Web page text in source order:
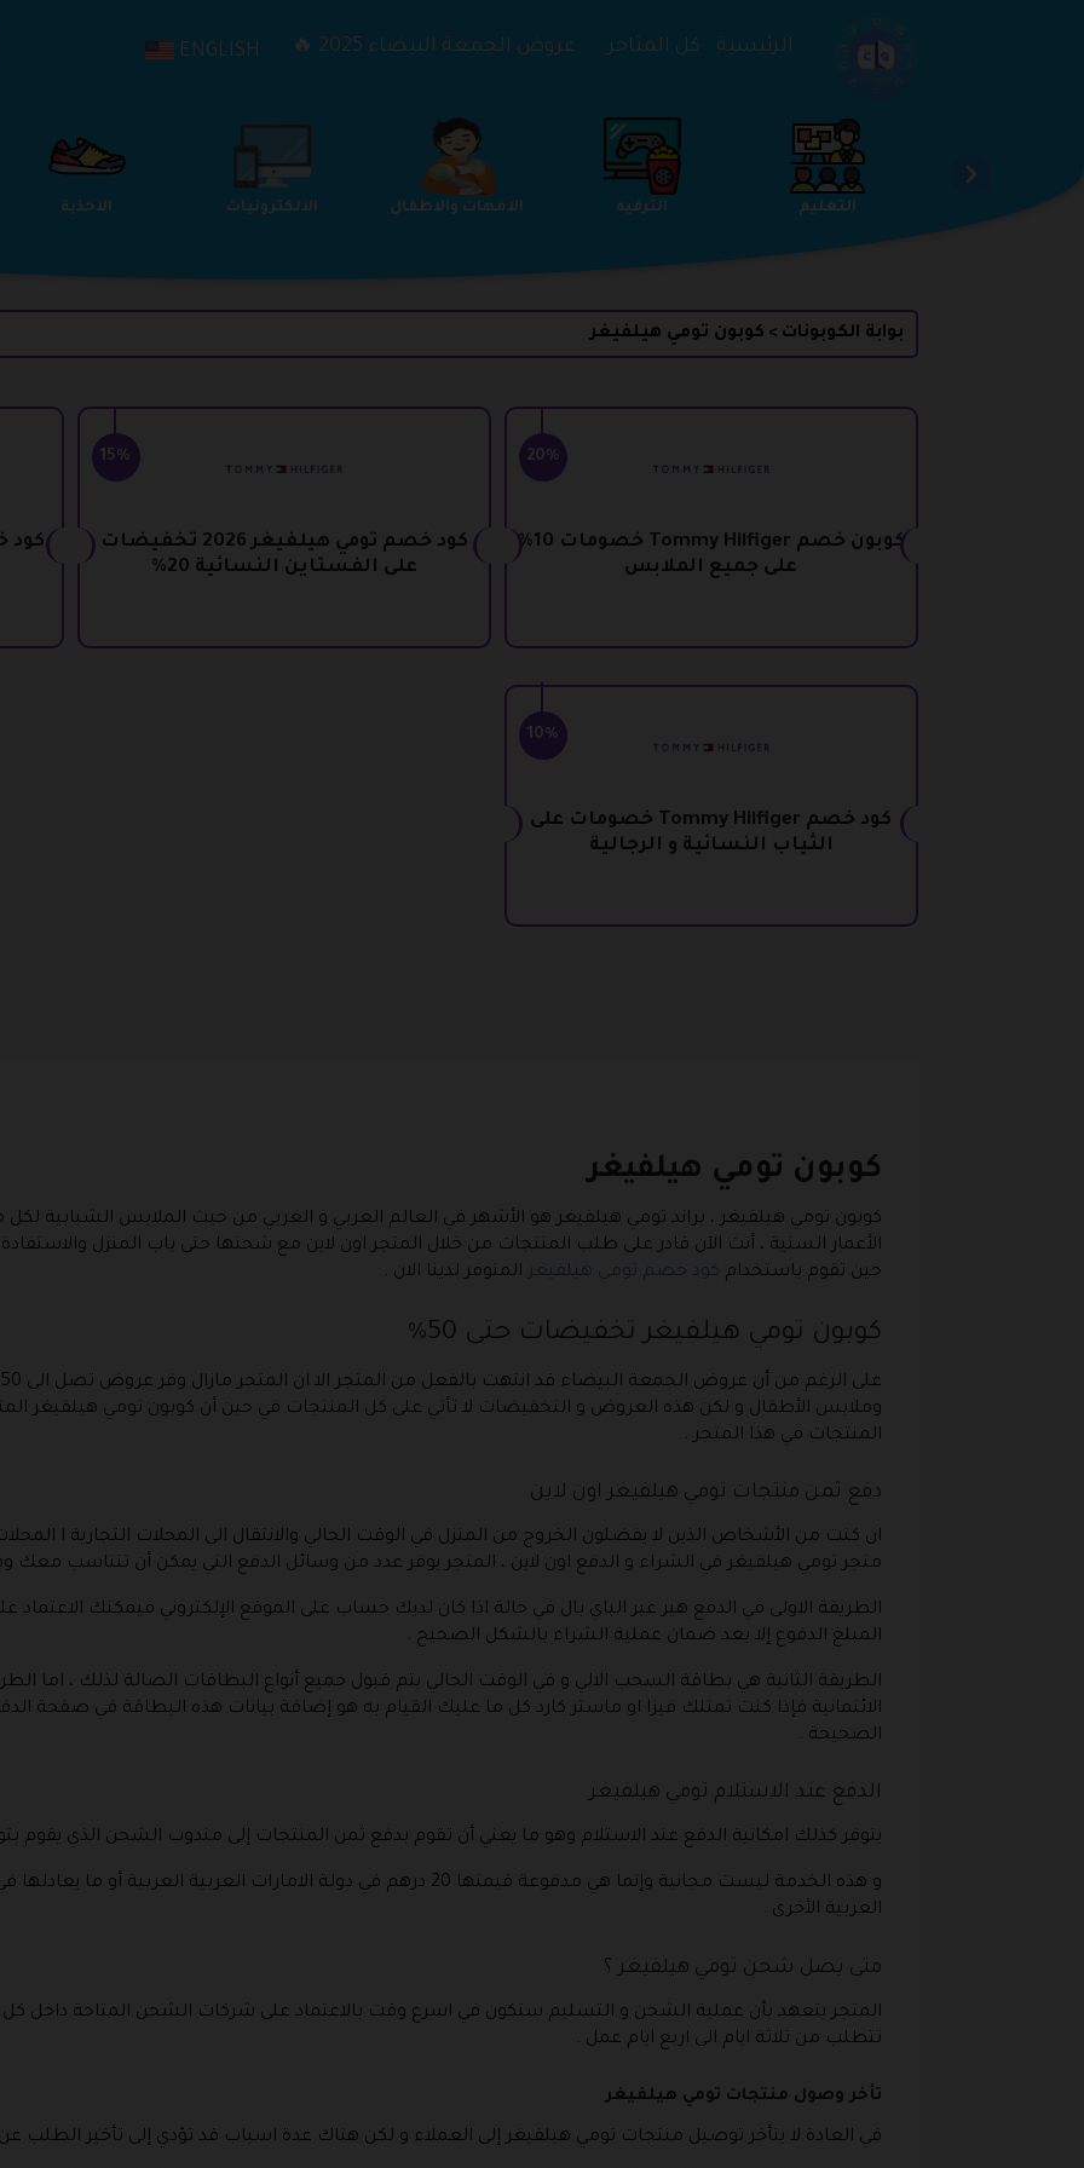
الرئيسية كل المتاجر عروض الجمعة البيضاء 2025 🔥 ENGLISH
الالكترونيات الامهات والاطفال الترفيه التعليم الجمال والعناية الخدمات
بوابة الكوبونات > كوبون تومي هيلفيغر
20%
كوبون خصم Tommy Hilfiger خصومات 10%
على جميع الملابس
15%
كود خصم تومي هيلفيغر 2026 تخفيضات
على الفستاين النسائية 20%
10%
كود خصم Tommy Hilfiger خصومات على
الثياب النسائية و الرجالية
كوبون تومي هيلفيغر
كوبون تومي هيلفيغر ، براند تومي هيلفيغر هو الأشهر في العالم العربي و الغربي من حيث الملابس الشبابية
الأعمار السنية ، أنت الآن قادر على طلب المنتجات من خلال المتجر اون لاين مع شحنها حتى باب المنزل
حين تقوم باستخدام كود خصم تومي هيلفيغر المتوفر لدينا الان .
كوبون تومي هيلفيغر تخفيضات حتى 50%
وملابس الأطفال و لكن هذه العروض و التخفيضات لا تأتي على كل المنتجات في حين أن كوبون تومي هيلفيغر
المنتجات في هذا المتجر .
دفع ثمن منتجات تومي هيلفيغر اون لاين
ان كنت من الأشخاص الذين لا يفضلون الخروج من المنزل في الوقت الحالي والانتقال الى المحلات التجارية ا
متجر تومي هيلفيغر في الشراء و الدفع اون لاين ، المتجر يوفر عدد من وسائل الدفع التي يمكن أن تتناسب معك
الطريقة الاولى في الدفع هير عبر الباي بال في حالة اذا كان لديك حساب على الموقع الإلكتروني فيمكنك الاعتماد
المبلغ الدفوع إلا بعد ضمان عملية الشراء بالشكل الصحيح .
الطريقة الثانية هي بطاقة السحب الالي و في الوقت الحالي يتم قبول جميع أنواع البطاقات الصالة لذلك ، اما
الائتمانية فإذا كنت تمتلك فيزا او ماستر كارد كل ما عليك القيام به هو إضافة بيانات هذه البطاقة في صفحة
الصحيحة .
الدفع عند الاستلام تومي هيلفيغر
يتوفر كذلك امكانية الدفع عند الاستلام وهو ما يعني أن تقوم بدفع ثمن المنتجات إلى مندوب الشحن الذي يقوم
و هذه الخدمة ليست مجانية وإنما هي مدفوعة قيمتها 20 درهم في دولة الامارات
العربية الأخرى .
متى يصل شحن تومي هيلفيغر ؟
المتجر يتعهد بأن عملية الشحن و التسليم ستكون في اسرع وقت بالاعتماد على شركات الشحن المتاحة داخل
تتطلب من ثلاثة ايام الى اربع ايام عمل .
تأخر وصول منتجات تومي هيلفيغر
في العادة لا يتأخر توصيل منتجات تومي هيلفيغر إلى العملاء و لكن هناك عدة اسباب قد تؤدي إلى تأخير الطلب عن